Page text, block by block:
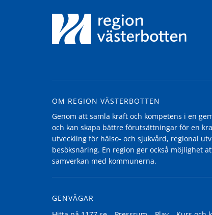
OM REGION VÄSTERBOTTEN
Genom att samla kraft och kompetens i en
och kan skapa bättre förutsättningar för en
utveckling för hälso- och sjukvård, regional
besöksnäring. En region ger också möjlighet
samverkan med kommunerna.
GENVÄGAR